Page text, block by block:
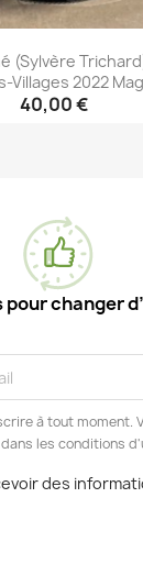
(Sylvère
Villages 2022
40,00 €
pour changer
à tout moment.
les conditions
des